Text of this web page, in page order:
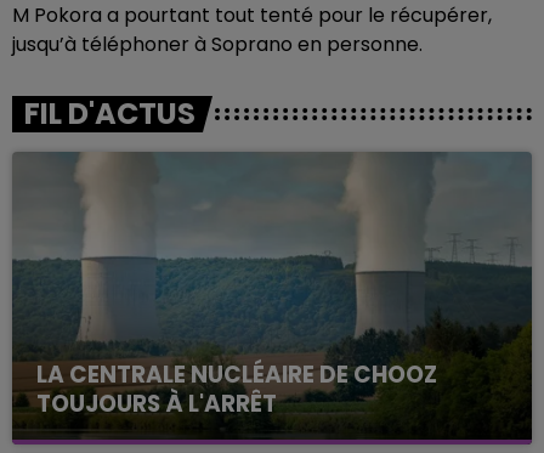
M Pokora a pourtant tout tenté pour le récupérer,
jusqu’à téléphoner à Soprano en personne.
FIL D'ACTUS
LA CENTRALE NUCLÉAIRE DE CHOOZ
TOUJOURS À L'ARRÊT
Cela fait déjà une semaine que la centrale